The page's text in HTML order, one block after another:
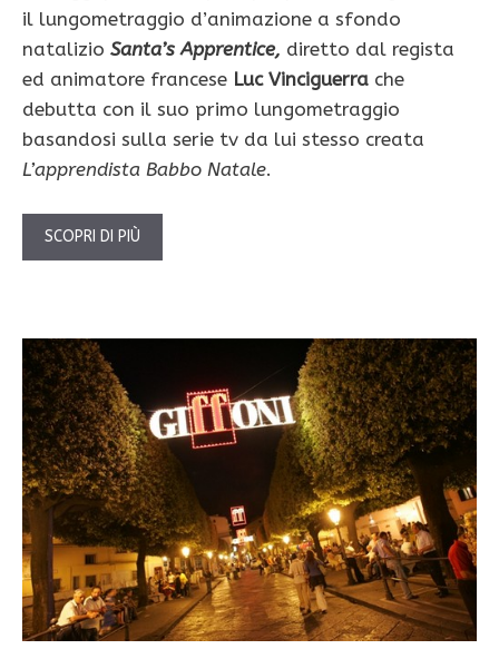
il lungometraggio d’animazione a sfondo
natalizio Santa’s Apprentice, diretto dal regista
ed animatore francese Luc Vinciguerra che
debutta con il suo primo lungometraggio
basandosi sulla serie tv da lui stesso creata
L’apprendista Babbo Natale.
SCOPRI DI PIÙ